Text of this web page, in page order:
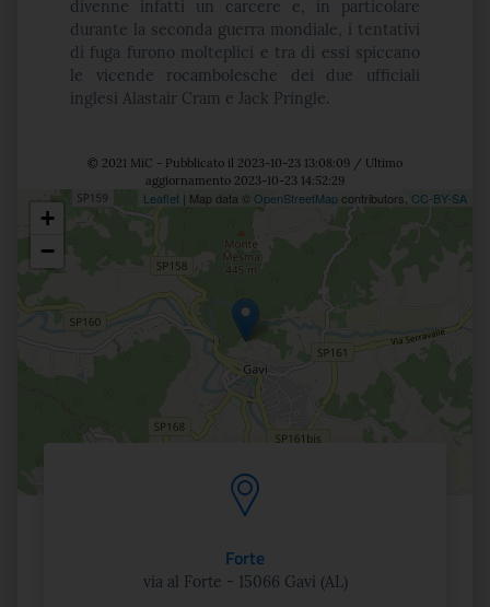
divenne infatti un carcere e, in particolare
durante la seconda guerra mondiale, i tentativi
di fuga furono molteplici e tra di essi spiccano
le vicende rocambolesche dei due ufficiali
inglesi Alastair Cram e Jack Pringle.
© 2021 MiC - Pubblicato il 2023-10-23 13:08:09 / Ultimo
aggiornamento 2023-10-23 14:52:29
Posizione
+
−
Leaflet | Map data © OpenStreetMapcontributors, CC-BY-SA
Forte
via al Forte - 15066 Gavi (AL)